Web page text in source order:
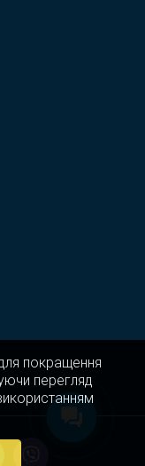
покращення
перегляд